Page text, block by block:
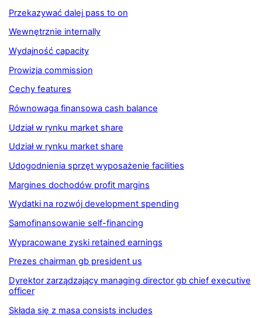
Przekazywać dalej pass to on
Wewnętrznie internally
Wydajność capacity
Prowizja commission
Cechy features
Równowaga finansowa cash balance
Udział w rynku market share
Udział w rynku market share
Udogodnienia sprzęt wyposażenie facilities
Margines dochodów profit margins
Wydatki na rozwój development spending
Samofinansowanie self-financing
Wypracowane zyski retained earnings
Prezes chairman gb president us
Dyrektor zarządzający managing director gb chief executive
officer
Składa się z masa consists includes